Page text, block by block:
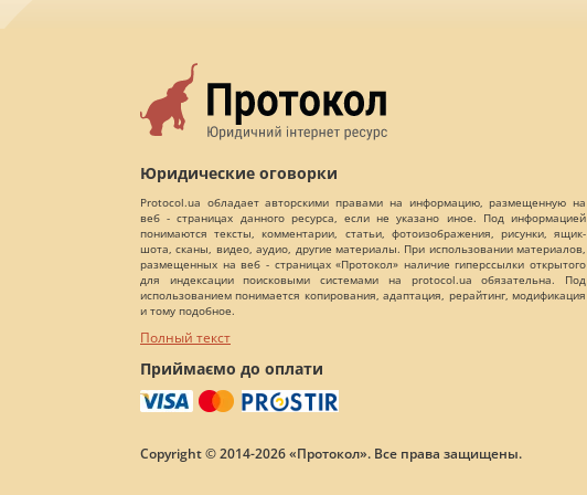
Юридические оговорки
Protocol.ua обладает авторскими правами на информацию, размещенную на
веб - страницах данного ресурса, если не указано иное. Под информацией
понимаются тексты, комментарии, статьи, фотоизображения, рисунки, ящик-
шота, сканы, видео, аудио, другие материалы. При использовании материалов,
размещенных на веб - страницах «Протокол» наличие гиперссылки открытого
для индексации поисковыми системами на protocol.ua обязательна. Под
использованием понимается копирования, адаптация, рерайтинг, модификация
и тому подобное.
Полный текст
Приймаємо до оплати
Copyright © 2014-2026 «Протокол». Все права защищены.